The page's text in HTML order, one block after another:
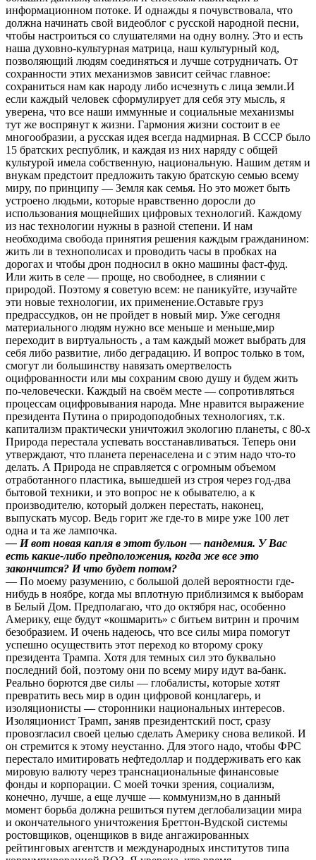
информационном потоке. И однажды я почувствовала, что
должна начинать свой видеоблог с русской народной песни,
чтобы настроиться со слушателями на одну волну. Это и есть
наша духовно-культурная матрица, наш культурный код,
позволяющий людям соединяться и лучше сотрудничать. От
сохранности этих механизмов зависит сейчас главное:
сохраниться нам как народу либо исчезнуть с лица земли.И
если каждый человек сформулирует для себя эту мысль, я
уверена, что все наши иммунные и социальные механизмы
тут же воспрянут к жизни. Гармония жизни состоит в ее
многообразии, а русская идея всегда надмирная. В СССР было
15 братских республик, и каждая из них наряду с общей
культурой имела собственную, национальную. Нашим детям и
внукам предстоит предложить такую братскую семью всему
миру, по принципу — Земля как семья. Но это может быть
устроено людьми, которые нравственно доросли до
использования мощнейших цифровых технологий. Каждому
из нас технологии нужны в разной степени. И нам
необходима свобода принятия решения каждым гражданином:
жить ли в технополисах и проводить часы в пробках на
дорогах и чтобы дрон подносил в окно машины фаст-фуд.
Или жить в селе — проще, но свободнее, в слиянии с
природой. Поэтому я советую всем: не паникуйте, изучайте
эти новые технологии, их применение.Оставьте груз
предрассудков, он не пройдет в новый мир. Уже сегодня
материального людям нужно все меньше и меньше,мир
переходит в виртуальность , а там каждый может выбрать для
себя либо развитие, либо деградацию. И вопрос только в том,
смогут ли большинству навязать омертвелость
оцифрованности или мы сохраним свою душу и будем жить
по-человечески. Каждый на своём месте — сопротивляться
процессам оцифровывания народа. Мне нравится выражение
президента Путина о природоподобных технологиях, т.к.
капитализм практически уничтожил экологию планеты, с 80-х
Природа перестала успевать восстанавливаться. Теперь они
утверждают, что планета перенаселена и с этим надо что-то
делать. А Природа не справляется с огромным объемом
отработанного пластика, вышедшей из строя через год-два
бытовой техники, и это вопрос не к обывателю, а к
производителю, который должен перестать, наконец,
выпускать мусор. Ведь горит же где-то в мире уже 100 лет
одна и та же лампочка.
— И вот новая капля в этот бульон — пандемия. У Вас
есть какие-либо предположения, когда же все это
закончится? И что будет потом?
— По моему разумению, с большой долей вероятности где-
нибудь в ноябре, когда мы вплотную приблизимся к выборам
в Белый Дом. Предполагаю, что до октября нас, особенно
Америку, еще будут «кошмарить» с битьем витрин и прочим
безобразием. И очень надеюсь, что все силы мира помогут
успешно осуществить этот переход ко второму сроку
президента Трампа. Хотя для темных сил это буквально
последний бой, поэтому они по всему миру идут ва-банк.
Реально борются две силы — глобалисты, которые хотят
превратить весь мир в один цифровой концлагерь, и
изоляционисты — сторонники национальных интересов.
Изоляционист Трамп, заняв президентский пост, сразу
провозгласил своей целью сделать Америку снова великой. И
он стремится к этому неустанно. Для этого надо, чтобы ФРС
перестало имитировать нефтедоллар и поддерживать его как
мировую валюту через транснациональные финансовые
фонды и корпорации. С моей точки зрения, социализм,
конечно, лучше, а еще лучше — коммунизм,но в данный
момент борьба должна решиться путем деглобализации мира
и окончательного уничтожения Бреттон-Вудской системы
ростовщиков, оценщиков в виде ангажированных
рейтинговых агентств и международных институтов типа